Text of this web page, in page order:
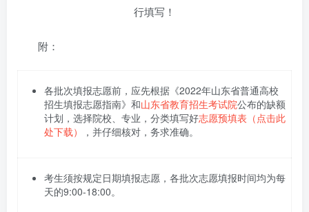
行填写！
附：
各批次填报志愿前，应先根据《2022年山东省普通高校
招生填报志愿指南》和山东省教育招生考试院公布的缺额
计划，选择院校、专业，分类填写好志愿预填表（点击此
处下载）
，并仔细核对，务求准确。
考生须按规定日期填报志愿，各批次志愿填报时间均为每
天的9:00-18:00。